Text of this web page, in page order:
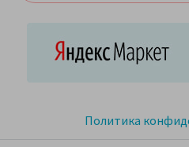
Политика